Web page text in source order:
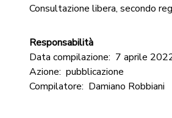
Consultazione libera, secondo
Responsabilità
Data compilazione: 7 aprile
Azione: pubblicazione
Compilatore: Damiano Robbiani